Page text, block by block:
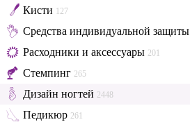
Кисти 127
Средства индивидуальной защиты
Расходники и аксессуары 201
Стемпинг 265
Дизайн ногтей 2448
Педикюр 261